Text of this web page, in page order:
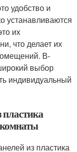
удобство и
устанавливаются
их
что делает их
В-
выбор
индивидуальный
из пластика